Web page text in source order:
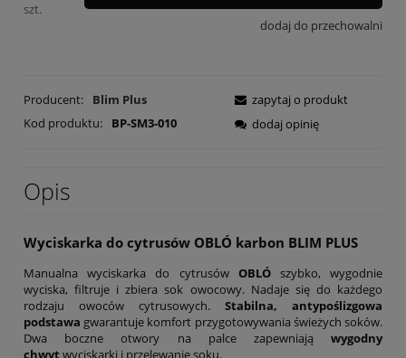
szt.
dodaj do przechowalni
Producent:
Blim Plus
Kod produktu:
BP-SM3-010
zapytaj o produkt
dodaj opinię
Opis
Wyciskarka do cytrusów OBLÓ karbon BLIM PLUS
Manualna wyciskarka do cytrusów OBLÓszybko, wygodnie
wyciska, filtruje i zbiera sok owocowy. Nadaje się do każdego
rodzaju owoców cytrusowych. Stabilna, antypoślizgowa
podstawa gwarantuje komfort przygotowywania świeżych soków.
Dwa boczne otwory na palce zapewniają wygodny
chwyt wyciskarki i przelewanie soku.